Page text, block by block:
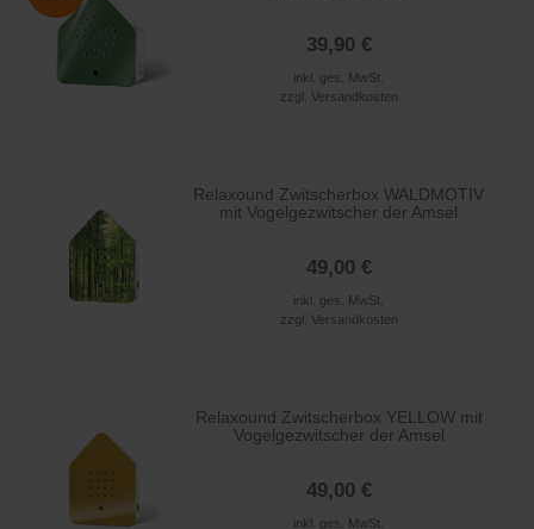
39,90 €
inkl. ges. MwSt.
zzgl. Versandkosten
Relaxound Zwitscherbox WALDMOTIV
mit Vogelgezwitscher der Amsel
49,00 €
inkl. ges. MwSt.
zzgl. Versandkosten
Relaxound Zwitscherbox YELLOW mit
Vogelgezwitscher der Amsel
49,00 €
inkl. ges. MwSt.